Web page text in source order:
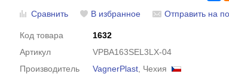
Сравнить В избранное Отправить на
Код товара
1632
Артикул
VPBA163SEL3LX-04
Производитель
VagnerPlast , Чехия